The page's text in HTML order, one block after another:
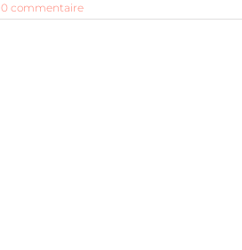
0 commentaire